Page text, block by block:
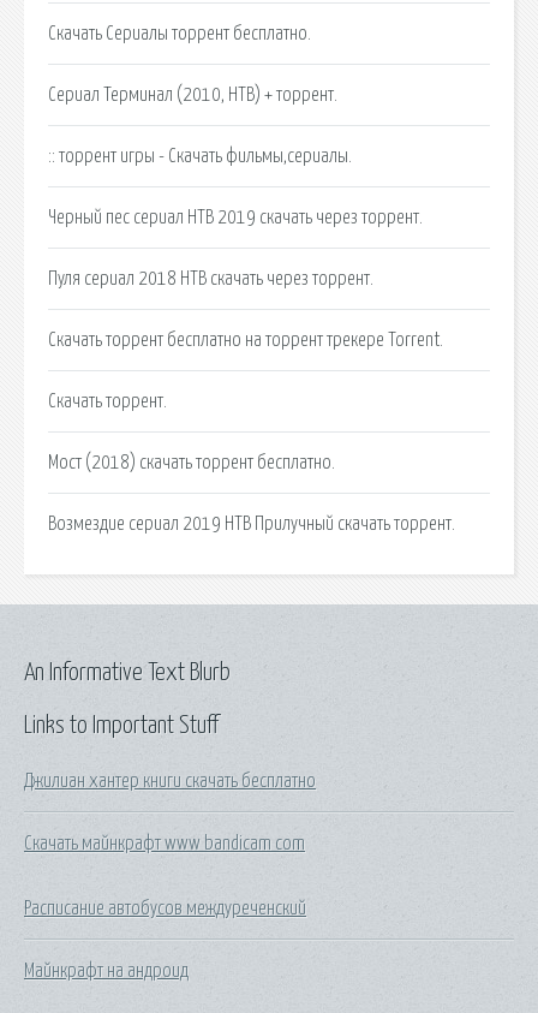
Скачать Сериалы торрент бесплатно.
Сериал Терминал (2010, НТВ) + торрент.
:: торрент игры - Скачать фильмы,сериалы.
Черный пес сериал НТВ 2019 скачать через торрент.
Пуля сериал 2018 НТВ скачать через торрент.
Скачать торрент бесплатно на торрент трекере Torrent.
Скачать торрент.
Мост (2018) скачать торрент бесплатно.
Возмездие сериал 2019 НТВ Прилучный скачать торрент.
Links to Important Stuff
Джилиан хантер книги скачать бесплатно
Скачать майнкрафт www bandicam com
Расписание автобусов междуреченский
Майнкрафт на андроид
An Informative Text Blurb